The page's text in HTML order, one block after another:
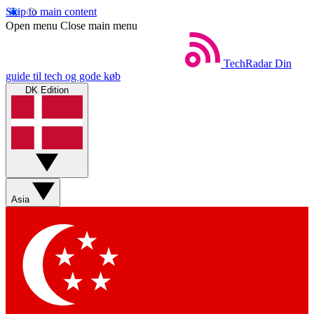
Skip to main content
Open menu Close main menu
TechRadar Din
guide til tech og gode køb
DK Edition
Asia